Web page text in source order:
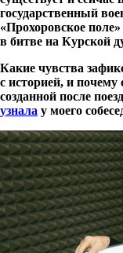
государственный
«Прохоровское
в битве на Курской
Какие чувства
с историей, и
созданной после
узнала у моего